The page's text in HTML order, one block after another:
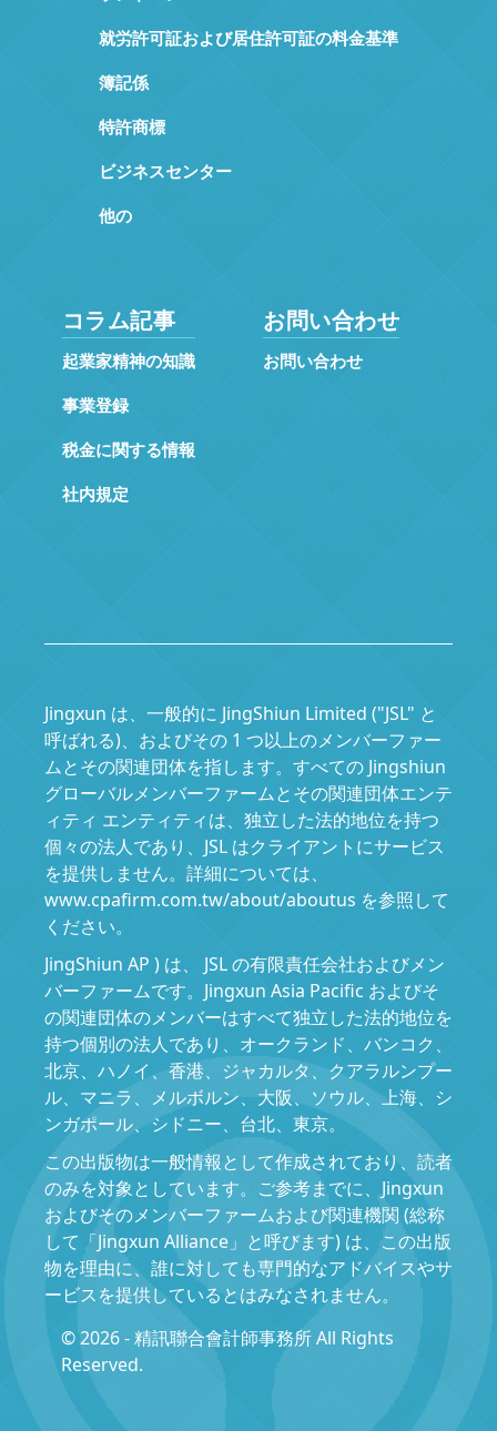
就労許可証および居住許可証の料金基準
簿記係
特許商標
ビジネスセンター
他の
コラム記事
起業家精神の知識
事業登録
税金に関する情報
社内規定
お問い合わせ
お問い合わせ
Jingxun は、一般的に JingShiun Limited ("JSL" と
呼ばれる)、およびその 1 つ以上のメンバーファー
ムとその関連団体を指します。すべての Jingshiun
グローバルメンバーファームとその関連団体エンテ
ィティ エンティティは、独立した法的地位を持つ
個々の法人であり、JSL はクライアントにサービス
を提供しません。詳細については、
www.cpafirm.com.tw/about/aboutus を参照して
ください。
JingShiun AP ) は、 JSL の有限責任会社およびメン
バーファームです。Jingxun Asia Pacific およびそ
の関連団体のメンバーはすべて独立した法的地位を
持つ個別の法人であり、オークランド、バンコク、
北京、ハノイ、香港、ジャカルタ、クアラルンプー
ル、マニラ、メルボルン、大阪、ソウル、上海、シ
ンガポール、シドニー、台北、東京。
この出版物は一般情報として作成されており、読者
のみを対象としています。ご参考までに、Jingxun
およびそのメンバーファームおよび関連機関 (総称
して「Jingxun Alliance」と呼びます) は、この出版
物を理由に、誰に対しても専門的なアドバイスやサ
ービスを提供しているとはみなされません。
© 2026 - 精訊聯合會計師事務所 All Rights
Reserved.